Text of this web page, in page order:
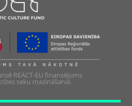
REACT-EU finansējums
seku mazināšanai.